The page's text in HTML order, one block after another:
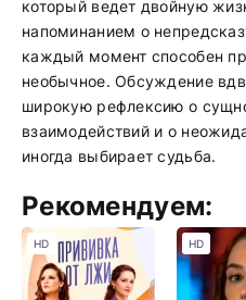
который ведет двойную
напоминанием о
каждый момент способен
необычное. Обсуждение
широкую рефлексию о
взаимодействий и о
иногда выбирает судьба.
Рекомендуем:
HD HD